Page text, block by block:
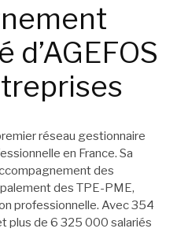
réseau gestionnaire
en France. Sa
des
des TPE-PME,
professionnelle. Avec 354
plus de 6 325 000 salariés